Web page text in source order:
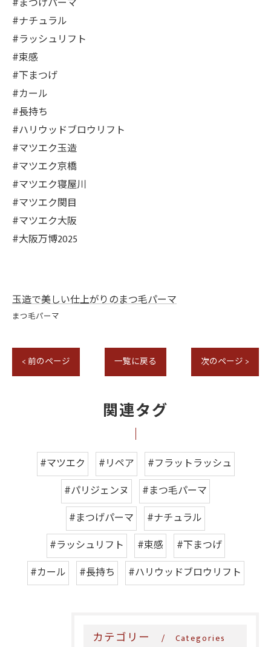
#ナチュラル
#ラッシュリフト
#束感
#下まつげ
#カール
#長持ち
#ハリウッドブロウリフト
#マツエク玉造
#マツエク京橋
#マツエク寝屋川
#マツエク関目
#マツエク大阪
#大阪万博2025
玉造で美しい仕上がりのまつ毛パーマ
まつ毛パーマ
< 前のページ 一覧に戻る 次のページ >
関連タグ
#マツエク #リペア
#フラットラッシュ
#パリジェンヌ
#まつ毛パーマ
#まつげパーマ
#ナチュラル
#ラッシュリフト
#束感
#下まつげ
#カール
#長持ち #ハリウッドブロウリフト
カテゴリー Categories